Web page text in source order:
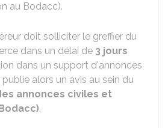
au Bodacc).
doit solliciter le greffier du
dans un délai de 3 jours
dans un support d'annonces
alors un avis au sein du
annonces civiles et
.